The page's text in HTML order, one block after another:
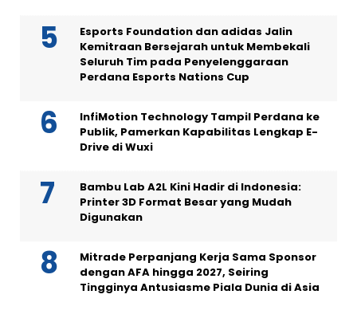
Esports Foundation dan adidas Jalin
Kemitraan Bersejarah untuk Membekali
Seluruh Tim pada Penyelenggaraan
Perdana Esports Nations Cup
InfiMotion Technology Tampil Perdana ke
Publik, Pamerkan Kapabilitas Lengkap E-
Drive di Wuxi
Bambu Lab A2L Kini Hadir di Indonesia:
Printer 3D Format Besar yang Mudah
Digunakan
Mitrade Perpanjang Kerja Sama Sponsor
dengan AFA hingga 2027, Seiring
Tingginya Antusiasme Piala Dunia di Asia